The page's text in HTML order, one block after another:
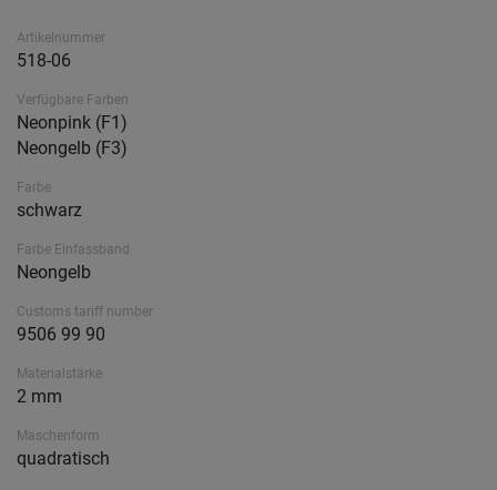
Artikelnummer
518-06
Verfügbare Farben
Neonpink (F1)
Neongelb (F3)
Farbe
schwarz
Farbe Einfassband
Neongelb
Customs tariff number
9506 99 90
Materialstärke
2 mm
Maschenform
quadratisch